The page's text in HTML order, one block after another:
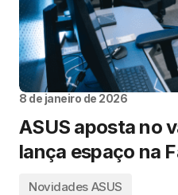
8 de janeiro de 2026
ASUS aposta no
lança espaço na
Novidades ASUS